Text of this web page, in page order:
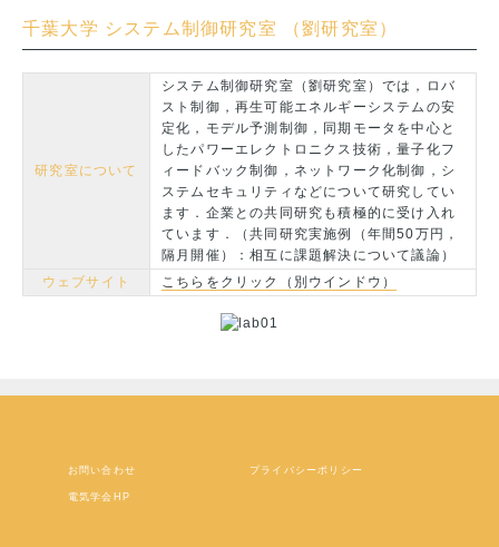
千葉大学 システム制御研究室 （劉研究室）
研究室について
システム制御研究室（劉研究室）では，ロバ
スト制御，再生可能エネルギーシステムの安
定化，モデル予測制御，同期モータを中心と
したパワーエレクトロニクス技術，量子化フ
ィードバック制御，ネットワーク化制御，シ
ステムセキュリティなどについて研究してい
ます．企業との共同研究も積極的に受け入れ
ています．（共同研究実施例（年間50万円，
隔月開催）：相互に課題解決について議論）
ウェブサイト
こちらをクリック（別ウインドウ）
お問い合わせ プライバシーポリシー
電気学会HP